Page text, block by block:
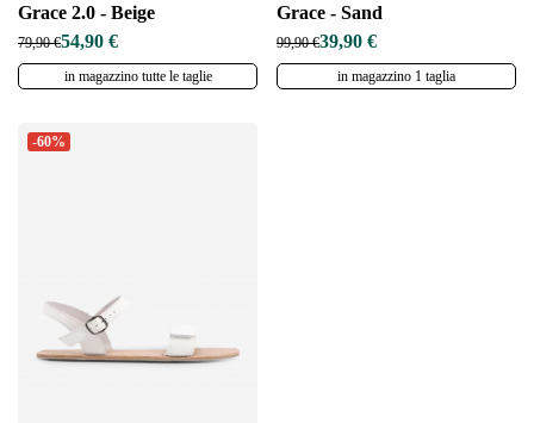
Grace 2.0 - Beige
79,90 €54,90 €
in magazzino tutte le taglie
Grace - Sand
99,90 €39,90 €
in magazzino 1 taglia
-60%